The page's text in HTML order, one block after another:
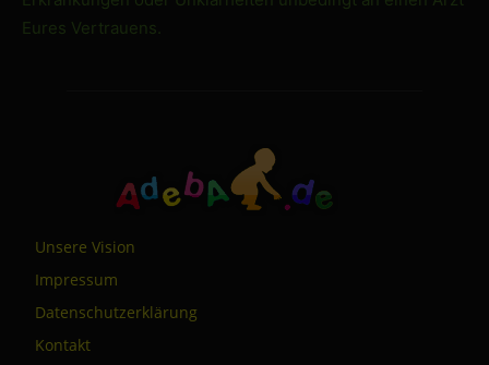
Eures Vertrauens.
Unsere Vision
Impressum
Datenschutzerklärung
Kontakt